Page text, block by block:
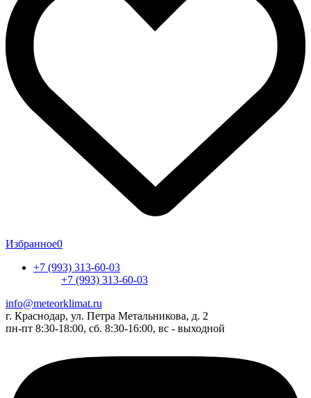
Избранное0
+7 (993) 313-60-03
+7 (993) 313-60-03
info@meteorklimat.ru
г. Краснодар, ул. Петра Метальникова, д. 2
пн-пт 8:30-18:00, сб. 8:30-16:00, вс - выходной